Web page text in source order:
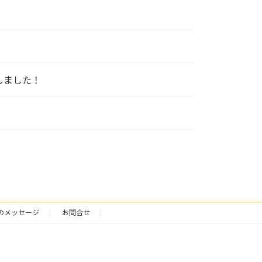
した！
メッセージ お問合せ